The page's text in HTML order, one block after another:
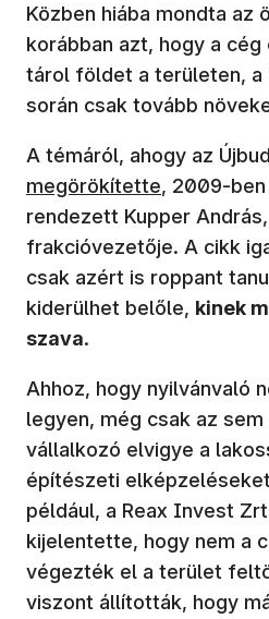
Közben hiába mondta az
korábban azt, hogy a
tárol földet a területen, a
során csak tovább
A témáról, ahogy az
megörökítette, 2009-
rendezett Kupper
frakcióvezetője. A cikk
csak azért is roppant
kiderülhet belőle, kinek
szava.
Ahhoz, hogy nyilvánvaló
legyen, még csak az
vállalkozó elvigye a
építészeti
például, a Reax Invest
kijelentette, hogy nem a
végezték el a terület
viszont állították, hogy